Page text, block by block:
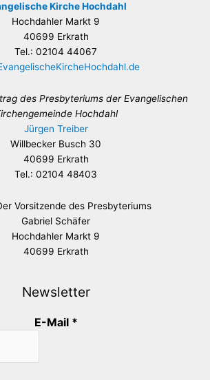
Kirche Hochdahl
Hochdahler Markt 9
40699 Erkrath
Tel.: 02104 44067
des Presbyteriums der Evangelischen
Hochdahl
Jürgen Treiber
Willbecker Busch 30
40699 Erkrath
Tel.: 02104 48403
Vorsitzende des Presbyteriums
Gabriel Schäfer
Hochdahler Markt 9
40699 Erkrath
Newsletter
E-Mail *